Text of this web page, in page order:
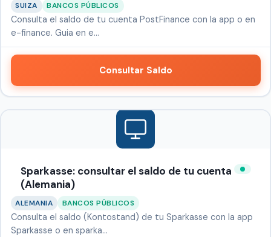
SUIZA BANCOS PÚBLICOS
Consulta el saldo de tu cuenta PostFinance con la app o en
e-finance. Guia en e…
Consultar Saldo
Sparkasse: consultar el saldo de tu cuenta
(Alemania)
ALEMANIA BANCOS PÚBLICOS
Consulta el saldo (Kontostand) de tu Sparkasse con la app
Sparkasse o en sparka…